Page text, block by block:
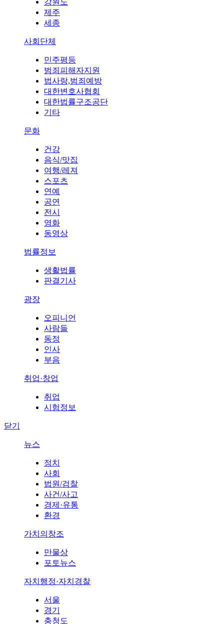
제주
세종
사회단체
민주평등
범죄피해자지원
법사랑,범죄예방
대한변호사협회
대한법률구조공단
기타
문화
건강
음식/맛집
여행/레져
스포츠
연예
공연
전시
영화
동영상
법률정보
생활법률
판결기사
광장
오피니언
사람들
동정
인사
부음
취업·창업
취업
시험정보
닫기
뉴스
정치
사회
법원/검찰
사건/사고
경제·유통
환경
가치의창조
만물상
포토뉴스
자치행정·자치경찰
서울
경기
충청도